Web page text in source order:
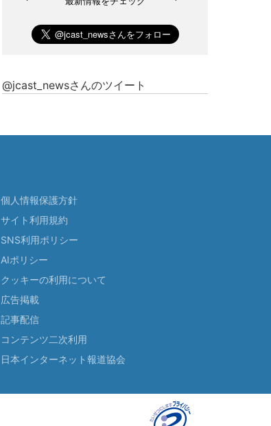
@jcast_newsさんのツイート
個人情報保護方針
サイト利用規約
SNS利用ポリシー
AIポリシー
クッキーの利用について
広告掲載
記事配信
コンテンツ二次利用
日本インターネット報道協会